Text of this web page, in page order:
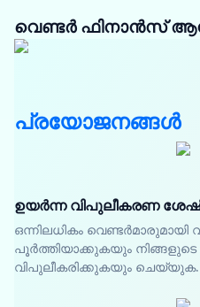
വെണ്ടർ ഫിനാൻസ്
പ്രയോജനങ്ങൾ
ഉയർന്ന വിപുലീകരണ
ഒന്നിലധികം
പൂർത്തിയാക്കുകയും നിങ്ങളുടെ
വിപുലീകരിക്കുകയും ചെയ്യുക.